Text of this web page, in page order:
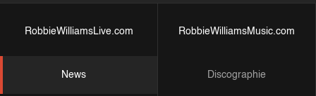
RobbieWilliamsLive.com
News
RobbieWilliamsMusic.com
Discographie